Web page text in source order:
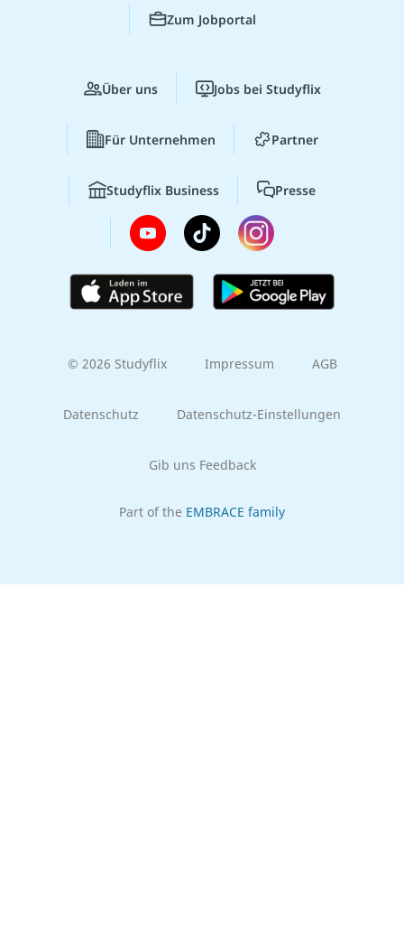
Zum Jobportal
Über uns Jobs bei Studyflix
Für Unternehmen Partner
Studyflix Business Presse
© 2026 Studyflix Impressum AGB
Datenschutz Datenschutz-Einstellungen
Gib uns Feedback
Part of the EMBRACE family